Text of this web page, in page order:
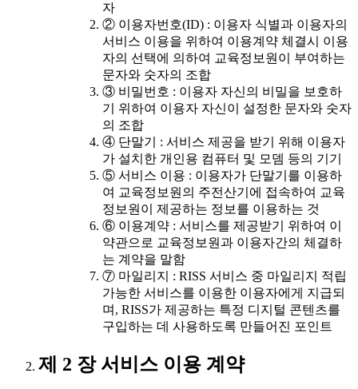
자
② 이용자번호(ID) : 이용자 식별과 이용자의
서비스 이용을 위하여 이용계약 체결시 이용
자의 선택에 의하여 교육정보원이 부여하는
문자와 숫자의 조합
③ 비밀번호 : 이용자 자신의 비밀을 보호하
기 위하여 이용자 자신이 설정한 문자와 숫자
의 조합
④ 단말기 : 서비스 제공을 받기 위해 이용자
가 설치한 개인용 컴퓨터 및 모뎀 등의 기기
⑤ 서비스 이용 : 이용자가 단말기를 이용하
여 교육정보원의 주전산기에 접속하여 교육
정보원이 제공하는 정보를 이용하는 것
⑥ 이용계약 : 서비스를 제공받기 위하여 이
약관으로 교육정보원과 이용자간의 체결하
는 계약을 말함
⑦ 마일리지 : RISS 서비스 중 마일리지 적립
가능한 서비스를 이용한 이용자에게 지급되
며, RISS가 제공하는 특정 디지털 콘텐츠를
구입하는 데 사용하도록 만들어진 포인트
제 2 장 서비스 이용 계약